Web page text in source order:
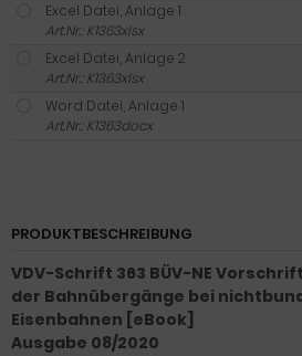
Excel Datei, Anlage 1
Art.Nr.: K1363xlsx
Excel Datei, Anlage 2
Art.Nr.: K1363xlsx
Word Datei, Anlage 1
Art.Nr.: K1363docx
PRODUKTBESCHREIBUNG
VDV-Schrift 363 BÜV-NE
der Bahnübergänge bei
Eisenbahnen [eBook]
Ausgabe 08/2020